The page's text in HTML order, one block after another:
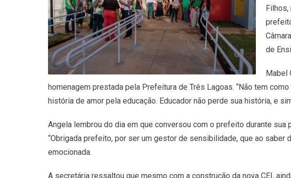
de
Mabel
homenagem prestada pela Prefeitura de Três Lagoas. “Não tem
história de amor pela educação. Educador não perde sua história, e
Angela lembrou do dia em que conversou com o prefeito durante
“Obrigada prefeito, por ser um gestor de sensibilidade, que ao saber
emocionada.
A secretária ressaltou que mesmo com a construção da nova CEI,